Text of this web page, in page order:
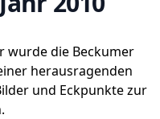
wurdedie Beckumer
herausragenden
und Eckpunkte zur